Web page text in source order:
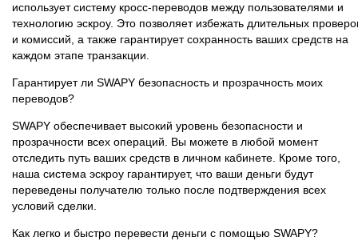
использует систему кросс-переводов между пользователями и
технологию эскроу. Это позволяет избежать длительных
и комиссий, а также гарантирует сохранность ваших средств на
каждом этапе транзакции.
Гарантирует ли SWAPY безопасность и прозрачность моих
переводов?
SWAPY обеспечивает высокий уровень безопасности и
прозрачности всех операций. Вы можете в любой момент
отследить путь ваших средств в личном кабинете. Кроме того,
наша система эскроу гарантирует, что ваши деньги будут
переведены получателю только после подтверждения всех
условий сделки.
Как легко и быстро перевести деньги с помощью SWAPY?